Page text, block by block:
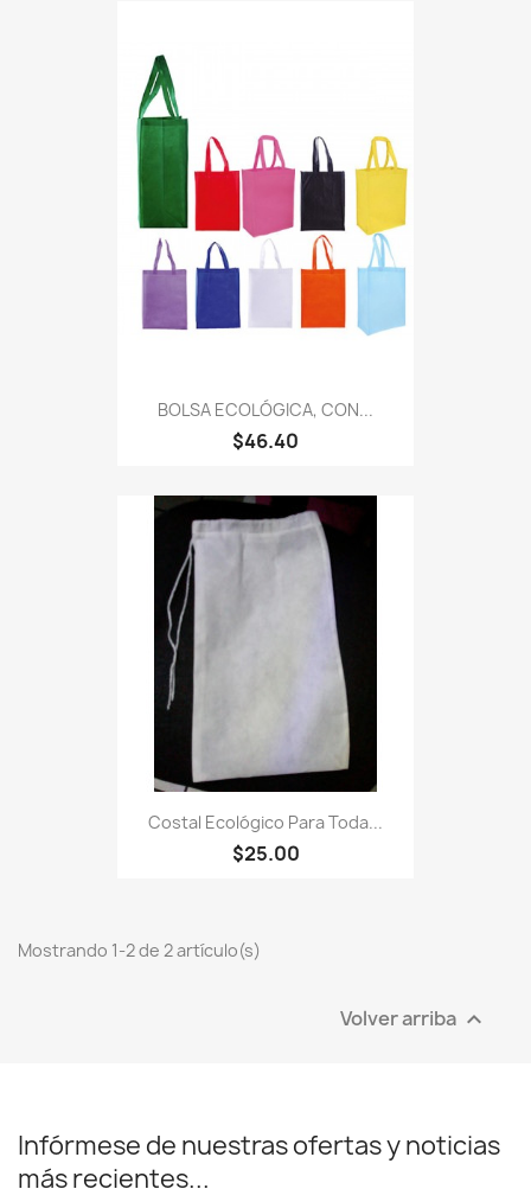
BOLSA ECOLÓGICA, CON...
$46.40
Costal Ecológico Para Toda...
$25.00
Mostrando 1-2 de 2 artículo(s)
Volver arriba 
Infórmese de nuestras ofertas y noticias
más recientes...